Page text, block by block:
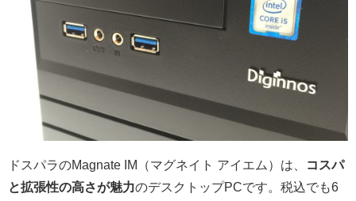
ドスパラのMagnate IM（マグネイト アイエム）は、
コスパ
と拡張性の高さが魅力のデスクトップPCです。税込でも6